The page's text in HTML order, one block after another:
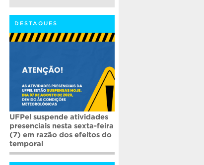
DESTAQUES
UFPel suspende atividades
presenciais nesta sexta-feira
(7) em razão dos efeitos do
temporal